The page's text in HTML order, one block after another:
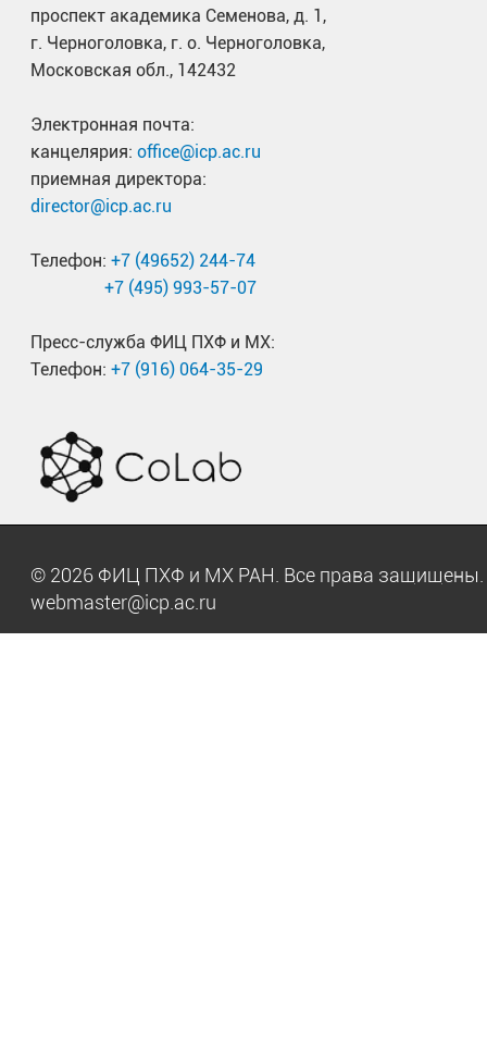
проспект академика Семенова, д. 1,
г. Черноголовка, г. о. Черноголовка,
Московская обл., 142432
Электронная почта:
канцелярия: office@icp.ac.ru
приемная директора:
director@icp.ac.ru
Телефон: +7 (49652) 244-74
+7 (495) 993-57-07
Пресс-служба ФИЦ ПХФ и МХ:
Телефон: +7 (916) 064-35-29
© 2026 ФИЦ ПХФ и МХ РАН. Все права
webmaster@icp.ac.ru